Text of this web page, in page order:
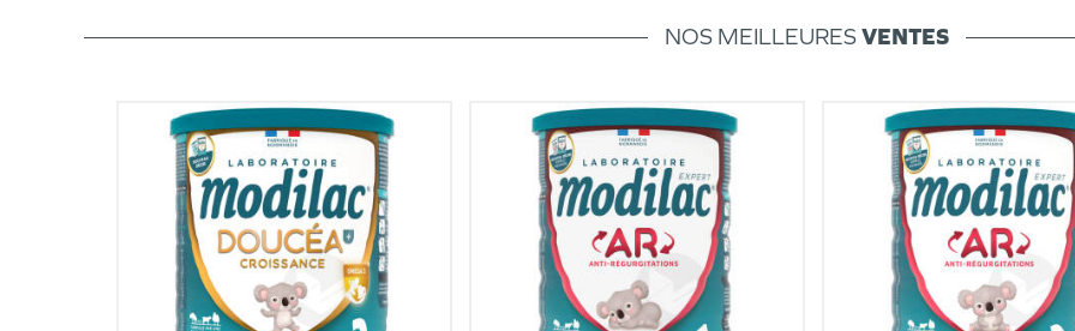
NOS MEILLEURESVENTES